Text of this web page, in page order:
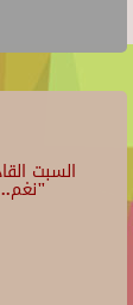
السبت
"نغم..